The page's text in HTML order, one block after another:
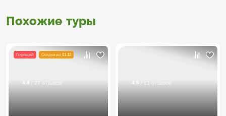
Похожие туры
Горящий Скидка до 01.12
4.8 / 27 отзывов 4.5 / 13 отзывов